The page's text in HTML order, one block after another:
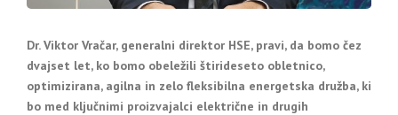
Dr. Viktor Vračar, generalni direktor HSE, pravi, da bomo čez
dvajset let, ko bomo obeležili štirideseto obletnico,
optimizirana, agilna in zelo fleksibilna energetska družba, ki
bo med ključnimi proizvajalci električne in drugih